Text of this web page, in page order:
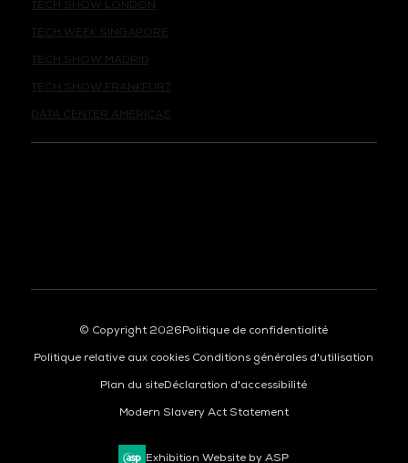
TECH WEEK SINGAPORE
TECH SHOW MADRID
TECH SHOW FRANKFURT
DATA CENTER AMERICAS
© Copyright 2026Politique de confidentialité
Politique relative aux cookies Conditions générales d'utilisation
Plan du siteDéclaration d'accessibilité
Modern Slavery Act Statement
Exhibition Website by ASP